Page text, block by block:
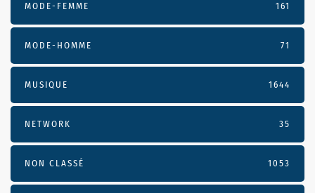
MODE-FEMME 161
MODE-HOMME 71
MUSIQUE 1644
NETWORK 35
NON CLASSÉ 1053